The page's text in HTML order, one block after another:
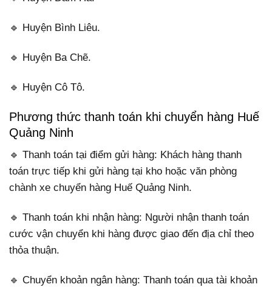
🔹 Huyện Bình Liêu.
🔹 Huyện Ba Chẽ.
🔹 Huyện Cô Tô.
Phương thức thanh toán khi chuyển hàng Huế
Quảng Ninh
🔹 Thanh toán tại điểm gửi hàng: Khách hàng thanh
toán trực tiếp khi gửi hàng tại kho hoặc văn phòng
chành xe chuyển hàng Huế Quảng Ninh.
🔹 Thanh toán khi nhận hàng: Người nhận thanh toán
cước vận chuyển khi hàng được giao đến địa chỉ theo
thỏa thuận.
🔹 Chuyển khoản ngân hàng: Thanh toán qua tài khoản